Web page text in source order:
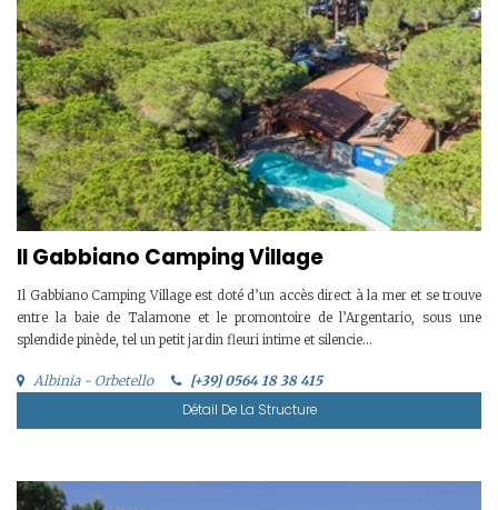
Il Gabbiano Camping Village
Il Gabbiano Camping Village est doté d’un accès direct à la mer et se trouve
entre la baie de Talamone et le promontoire de l’Argentario, sous une
splendide pinède, tel un petit jardin fleuri intime et silencie...
Albinia - Orbetello [+39] 0564 18 38 415
Détail De La Structure